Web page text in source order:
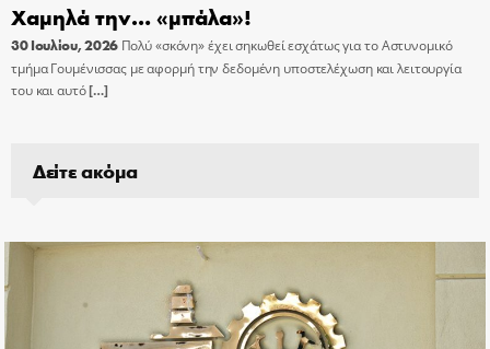
Χαμηλά την… «μπάλα»!
30 Ιουλίου, 2026 Πολύ «σκόνη» έχει σηκωθεί εσχάτως για το Αστυνομικό
τμήμα Γουμένισσας με αφορμή την δεδομένη υποστελέχωση και λειτουργία
του και αυτό[…]
Δείτε ακόμα